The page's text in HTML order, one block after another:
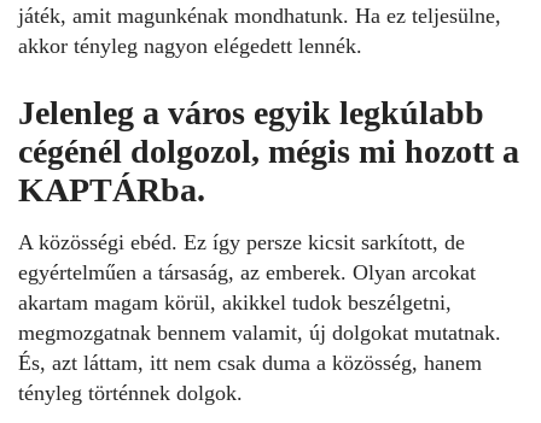
játék, amit magunkénak mondhatunk. Ha ez teljesülne,
akkor tényleg nagyon elégedett lennék.
Jelenleg a város egyik legkúlabb
cégénél dolgozol, mégis mi hozott a
KAPTÁRba.
A közösségi ebéd. Ez így persze kicsit sarkított, de
egyértelműen a társaság, az emberek. Olyan arcokat
akartam magam körül, akikkel tudok beszélgetni,
megmozgatnak bennem valamit, új dolgokat mutatnak.
És, azt láttam, itt nem csak duma a közösség, hanem
tényleg történnek dolgok.